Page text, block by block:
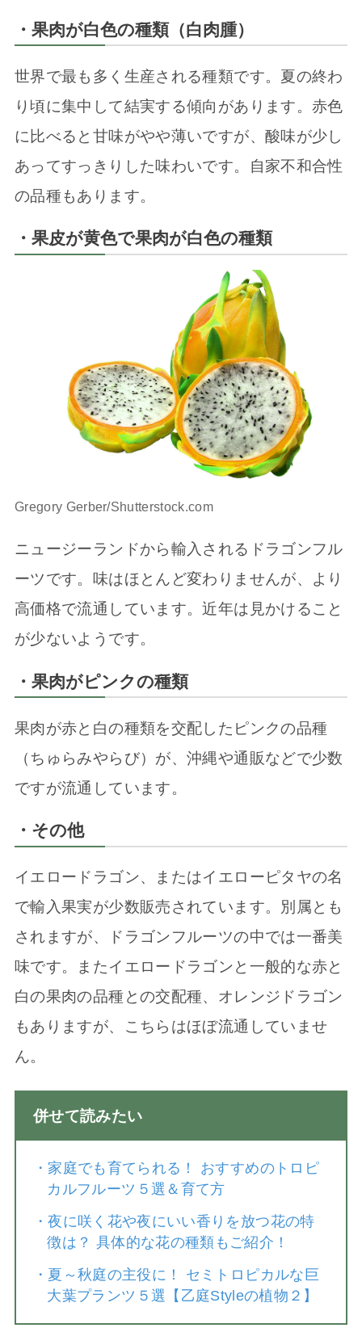
・果肉が白色の種類（白肉腫）
世界で最も多く生産される種類です。夏の終わ
り頃に集中して結実する傾向があります。赤色
に比べると甘味がやや薄いですが、酸味が少し
あってすっきりした味わいです。自家不和合性
の品種もあります。
・果皮が黄色で果肉が白色の種類
Gregory Gerber/Shutterstock.com
ニュージーランドから輸入されるドラゴンフル
ーツです。味はほとんど変わりませんが、より
高価格で流通しています。近年は見かけること
が少ないようです。
・果肉がピンクの種類
果肉が赤と白の種類を交配したピンクの品種
（ちゅらみやらび）が、沖縄や通販などで少数
ですが流通しています。
・その他
イエロードラゴン、またはイエローピタヤの名
で輸入果実が少数販売されています。別属とも
されますが、ドラゴンフルーツの中では一番美
味です。またイエロードラゴンと一般的な赤と
白の果肉の品種との交配種、オレンジドラゴン
もありますが、こちらはほぼ流通していませ
ん。
併せて読みたい
・ 家庭でも育てられる！ おすすめのトロピ
カルフルーツ５選＆育て方
・夜に咲く花や夜にいい香りを放つ花の特
徴は？ 具体的な花の種類もご紹介！
・ 夏～秋庭の主役に！ セミトロピカルな巨
大葉プランツ５選【乙庭Styleの植物２】